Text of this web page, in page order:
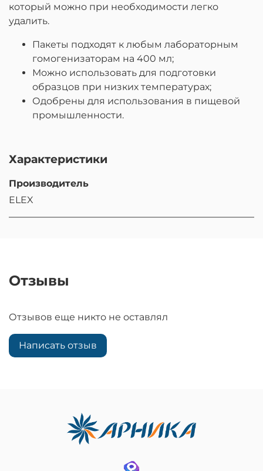
который можно при необходимости легко
удалить.
Пакеты подходят к любым лабораторным
гомогенизаторам на 400 мл;
Можно использовать для подготовки
образцов при низких температурах;
Одобрены для использования в пищевой
промышленности.
Характеристики
Производитель
ELEX
Отзывы
Отзывов еще никто не оставлял
Написать отзыв